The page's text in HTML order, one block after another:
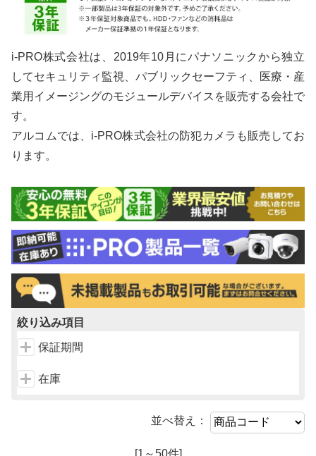
i-PRO株式会社は、2019年10月にパナソニックから独立
してセキュリティ監視、パブリックセーフティ、医療・産
業用イメージングのモジュールデバイスを販売する会社で
す。
アルコムでは、i-PRO株式会社の防犯カメラも販売してお
ります。
絞り込み項目
保証期間
在庫
並べ替え：